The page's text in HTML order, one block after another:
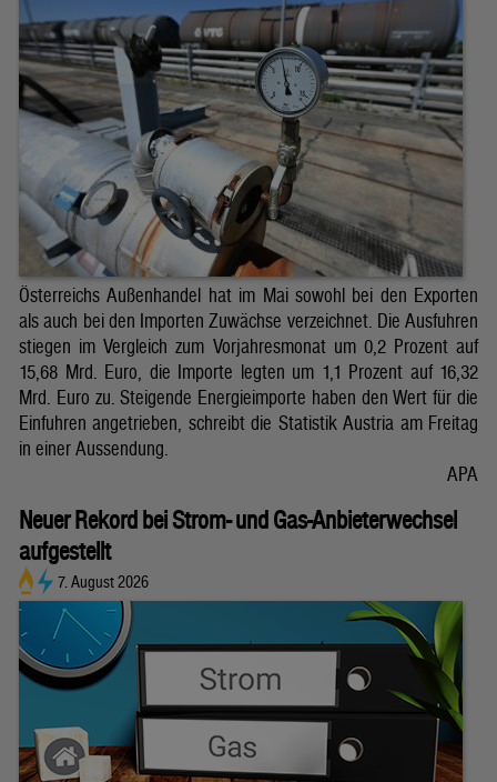
Österreichs Außenhandel hat im Mai sowohl bei den Exporten
als auch bei den Importen Zuwächse verzeichnet. Die Ausfuhren
stiegen im Vergleich zum Vorjahresmonat um 0,2 Prozent auf
15,68 Mrd. Euro, die Importe legten um 1,1 Prozent auf 16,32
Mrd. Euro zu. Steigende Energieimporte haben den Wert für die
Einfuhren angetrieben, schreibt die Statistik Austria am Freitag
in einer Aussendung.
APA
Neuer Rekord bei Strom- und Gas-Anbieterwechsel
aufgestellt
7. August 2026